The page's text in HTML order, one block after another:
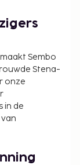
Sembo
Stena-
onze
in de